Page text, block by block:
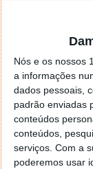
Nós e os nossos
a informações
dados pessoais,
padrão enviadas
conteúdos
conteúdos,
serviços. Com a
poderemos usar